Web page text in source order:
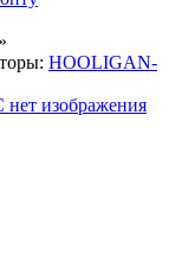
»
HOOLIGAN-
нет изображения